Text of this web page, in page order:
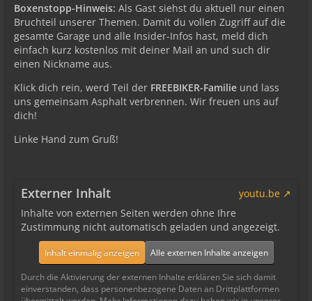
Boxenstopp-Hinweis: Als Gast siehst du aktuell nur einen
Bruchteil unserer Themen. Damit du vollen Zugriff auf die
gesamte Garage und alle Insider-Infos hast, meld dich
einfach kurz kostenlos mit deiner Mail an und such dir
einen Nickname aus.
Klick dich rein, werd Teil der FREEBIKER-Familie und lass
uns gemeinsam Asphalt verbrennen. Wir freuen uns auf
dich!
Linke Hand zum Gruß!
Externer Inhalt
youtu.be
Inhalte von externen Seiten werden ohne Ihre
Zustimmung nicht automatisch geladen und angezeigt.
Inhalt einmalig anzeigen Alle externen Inhalte anzeigen
Durch die Aktivierung der externen Inhalte erklären Sie sich damit
einverstanden, dass personenbezogene Daten an Drittplattformen